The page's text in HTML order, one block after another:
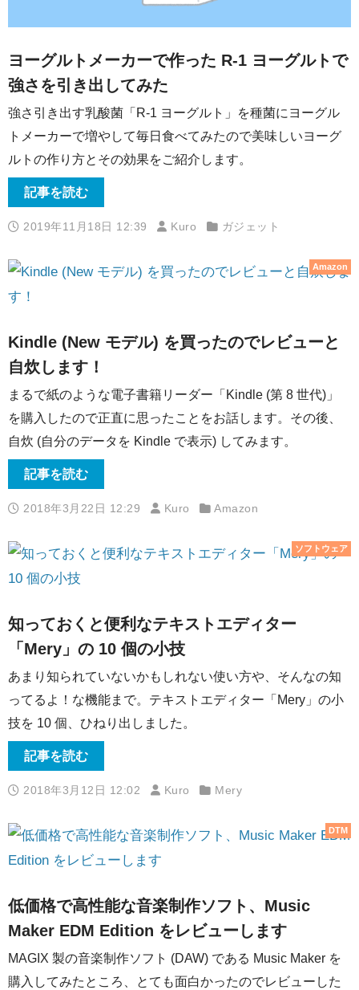
ヨーグルトメーカーで作った R-1 ヨーグルトで
強さを引き出してみた
強さ引き出す乳酸菌「R-1 ヨーグルト」を種菌にヨーグル
トメーカーで増やして毎日食べてみたので美味しいヨーグ
ルトの作り方とその効果をご紹介します。
記事を読む
2019年11月18日 12:39 Kuro ガジェット
Amazon
Kindle (New モデル) を買ったのでレビューと
自炊します！
まるで紙のような電子書籍リーダー「Kindle (第 8 世代)」
を購入したので正直に思ったことをお話します。その後、
自炊 (自分のデータを Kindle で表示) してみます。
記事を読む
2018年3月22日 12:29 Kuro Amazon
ソフトウェア
知っておくと便利なテキストエディター
「Mery」の 10 個の小技
あまり知られていないかもしれない使い方や、そんなの知
ってるよ！な機能まで。テキストエディター「Mery」の小
技を 10 個、ひねり出しました。
記事を読む
2018年3月12日 12:02 Kuro Mery
DTM
低価格で高性能な音楽制作ソフト、Music
Maker EDM Edition をレビューします
MAGIX 製の音楽制作ソフト (DAW) である Music Maker を
購入してみたところ、とても面白かったのでレビューした